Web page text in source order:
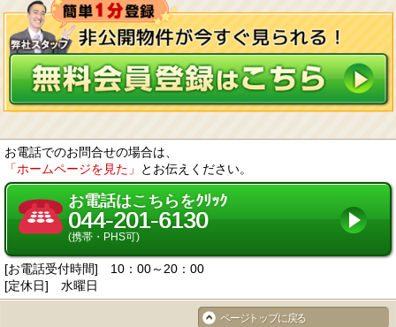
お電話でのお問合せの場合は、
「ホームページを見た」
とお伝えください。
お電話はこちらをｸﾘｯｸ
044-201-6130
(携帯・PHS可)
[お電話受付時間] 10：00～20：00
[定休日] 水曜日
ページトップに戻る